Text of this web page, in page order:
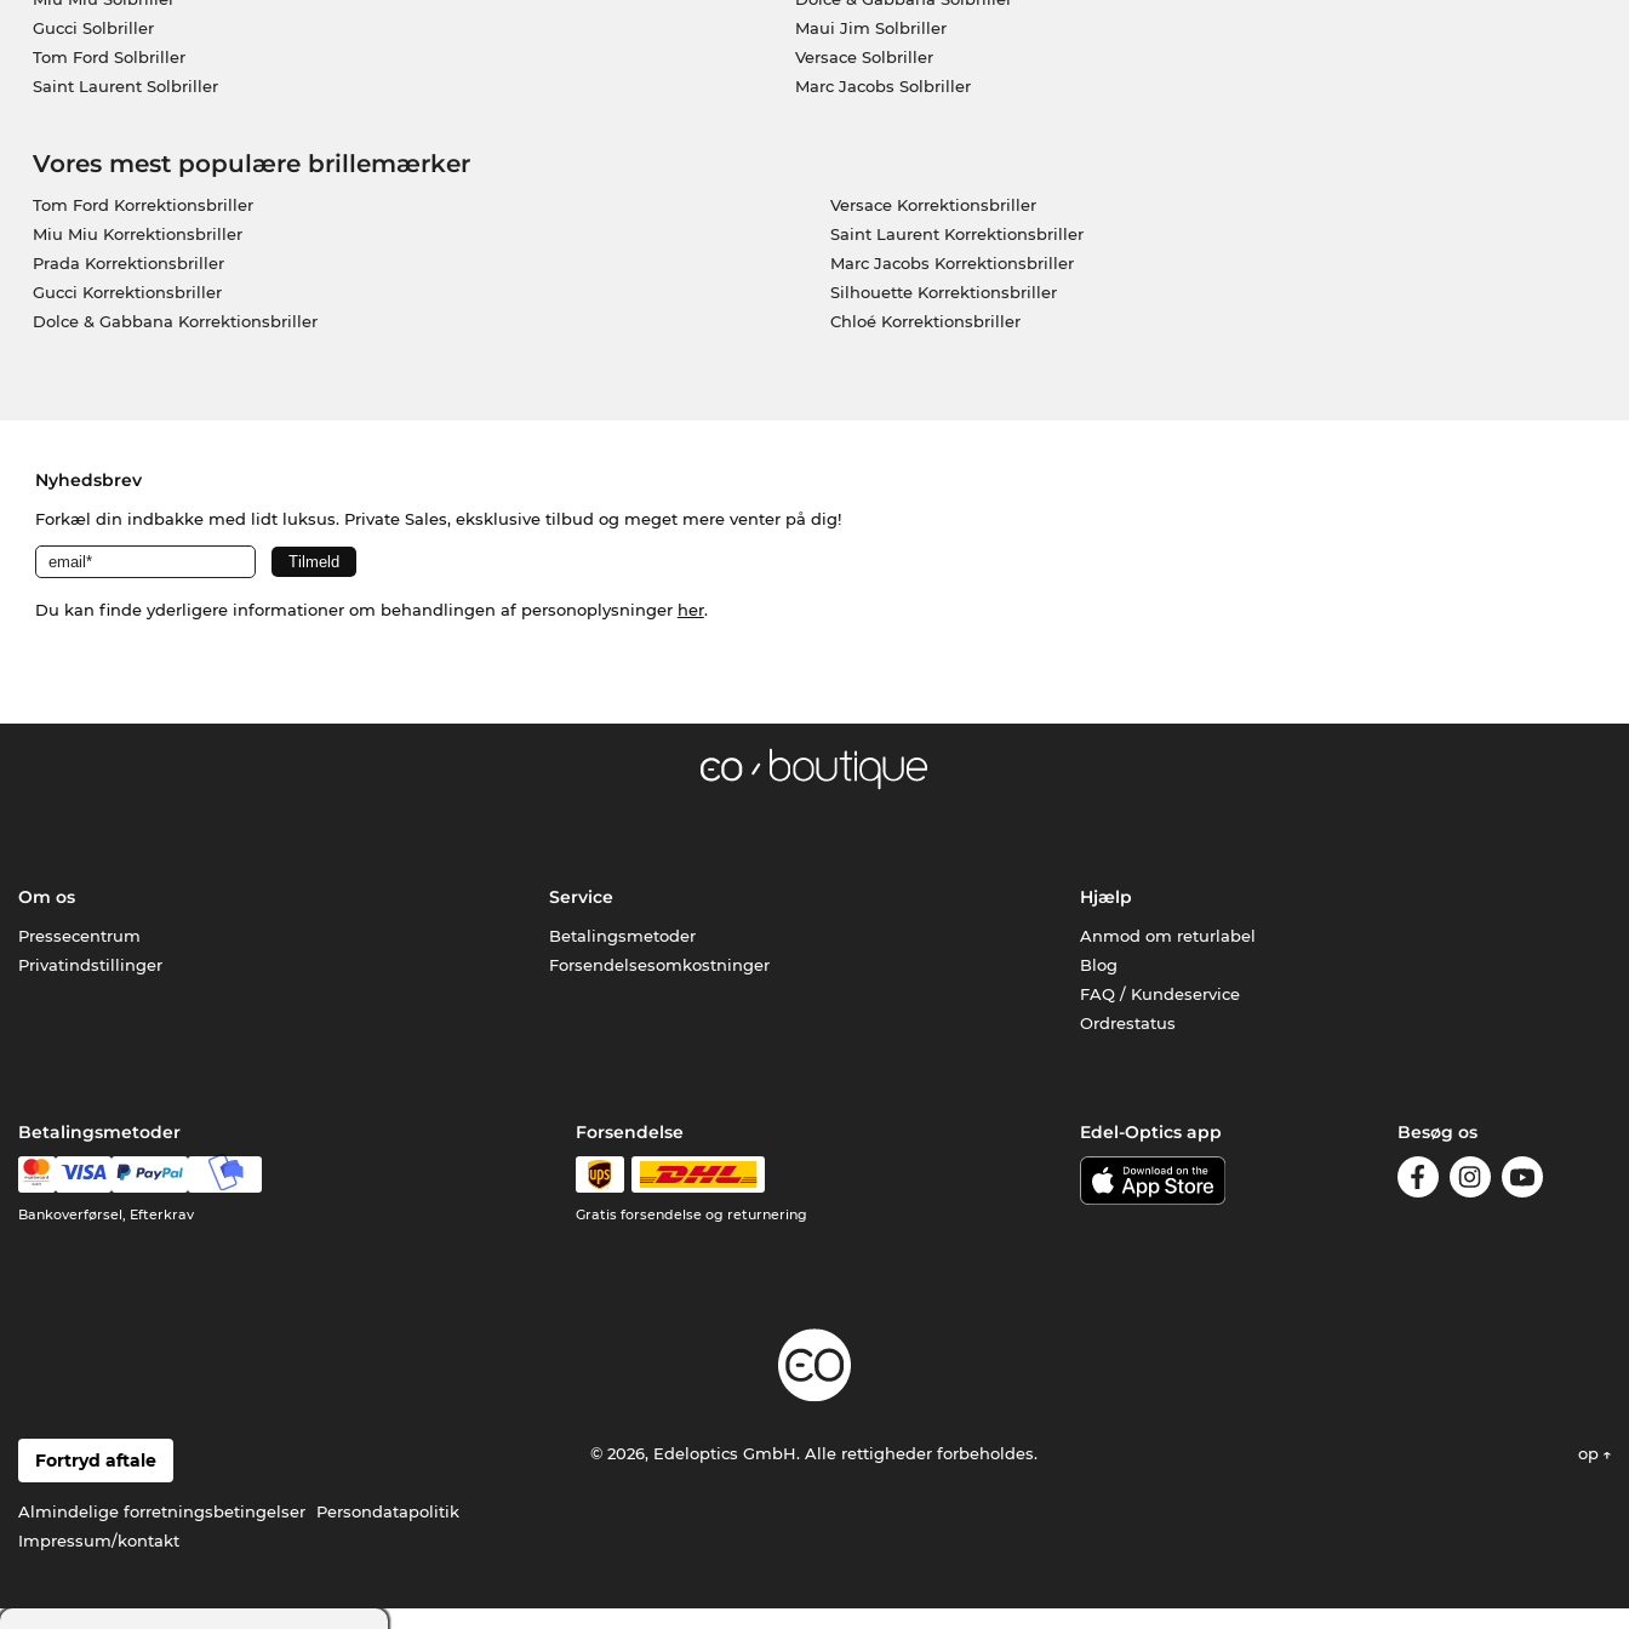
Gucci Solbriller
Tom Ford Solbriller
Saint Laurent Solbriller
Maui Jim Solbriller
Versace Solbriller
Marc Jacobs Solbriller
Vores mest populære brillemærker
Tom Ford Korrektionsbriller
Miu Miu Korrektionsbriller
Prada Korrektionsbriller
Gucci Korrektionsbriller
Dolce & Gabbana Korrektionsbriller
Versace Korrektionsbriller
Saint Laurent Korrektionsbriller
Marc Jacobs Korrektionsbriller
Silhouette Korrektionsbriller
Chloé Korrektionsbriller
Nyhedsbrev
Forkæl din indbakke med lidt luksus. Private Sales, eksklusive tilbud og meget mere venter på dig!
Du kan finde yderligere informationer om behandlingen af personoplysninger her.
Om os
Pressecentrum
Privatindstillinger
Service
Betalingsmetoder
Forsendelsesomkostninger
Hjælp
Anmod om returlabel
Blog
FAQ / Kundeservice
Ordrestatus
Betalingsmetoder
Bankoverførsel, Efterkrav
Forsendelse
Gratis forsendelse og returnering
Edel-Optics app Besøg os
Fortryd aftale
Almindelige forretningsbetingelser
Persondatapolitik
Impressum/kontakt
© 2026, Edeloptics GmbH. Alle rettigheder forbeholdes. op